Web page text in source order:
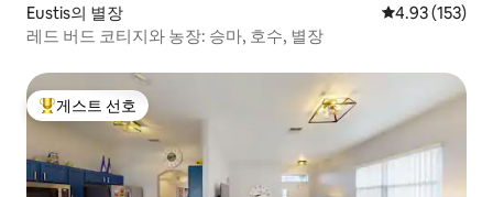
Eustis의 별장 평점 4.93점(5
4.93 (153)
레드 버드 코티지와 농장: 승마, 호수, 별장
상위 게스트 선호
게스트 선호